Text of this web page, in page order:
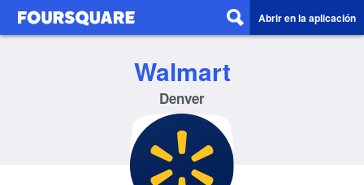
Abrir en la aplicación
Walmart
Denver